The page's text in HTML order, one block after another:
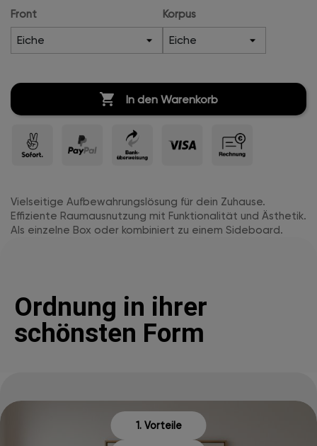
Front Korpus
 In den Warenkorb
Vielseitige Aufbewahrungslösung für dein Zuhause.
Effiziente Raumausnutzung mit Funktionalität und Ästhetik.
Als einzelne Box oder kombiniert zu einem Sideboard.
Ordnung in ihrer
schönsten Form
1. Vorteile